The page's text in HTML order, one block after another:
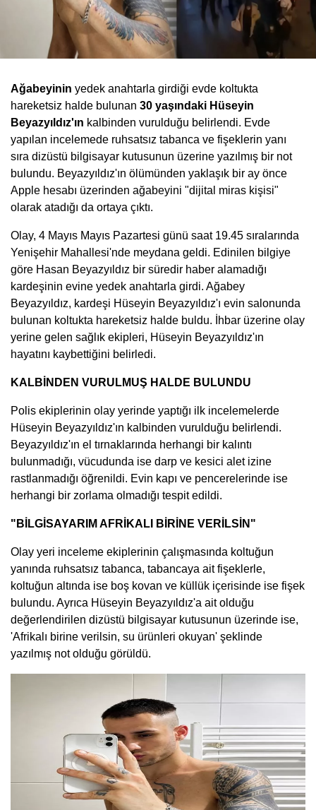
Ağabeyinin yedek anahtarla girdiği evde koltukta
hareketsiz halde bulunan 30 yaşındaki Hüseyin
Beyazyıldız'ın kalbinden vurulduğu belirlendi. Evde
yapılan incelemede ruhsatsız tabanca ve fişeklerin yanı
sıra dizüstü bilgisayar kutusunun üzerine yazılmış bir not
bulundu. Beyazyıldız'ın ölümünden yaklaşık bir ay önce
Apple hesabı üzerinden ağabeyini "dijital miras kişisi"
olarak atadığı da ortaya çıktı.
Olay, 4 Mayıs Mayıs Pazartesi günü saat 19.45 sıralarında
Yenişehir Mahallesi'nde meydana geldi. Edinilen bilgiye
göre Hasan Beyazyıldız bir süredir haber alamadığı
kardeşinin evine yedek anahtarla girdi. Ağabey
Beyazyıldız, kardeşi Hüseyin Beyazyıldız'ı evin salonunda
bulunan koltukta hareketsiz halde buldu. İhbar üzerine olay
yerine gelen sağlık ekipleri, Hüseyin Beyazyıldız'ın
hayatını kaybettiğini belirledi.
KALBİNDEN VURULMUŞ HALDE BULUNDU
Polis ekiplerinin olay yerinde yaptığı ilk incelemelerde
Hüseyin Beyazyıldız'ın kalbinden vurulduğu belirlendi.
Beyazyıldız'ın el tırnaklarında herhangi bir kalıntı
bulunmadığı, vücudunda ise darp ve kesici alet izine
rastlanmadığı öğrenildi. Evin kapı ve pencerelerinde ise
herhangi bir zorlama olmadığı tespit edildi.
"BİLGİSAYARIM AFRİKALI BİRİNE VERİLSİN"
Olay yeri inceleme ekiplerinin çalışmasında koltuğun
yanında ruhsatsız tabanca, tabancaya ait fişeklerle,
koltuğun altında ise boş kovan ve küllük içerisinde ise fişek
bulundu. Ayrıca Hüseyin Beyazyıldız'a ait olduğu
değerlendirilen dizüstü bilgisayar kutusunun üzerinde ise,
'Afrikalı birine verilsin, su ürünleri okuyan' şeklinde
yazılmış not olduğu görüldü.